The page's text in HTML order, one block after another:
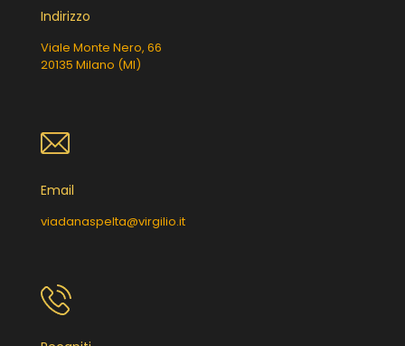
Indirizzo
Viale Monte Nero, 66
20135 Milano (MI)
Email
viadanaspelta@virgilio.it